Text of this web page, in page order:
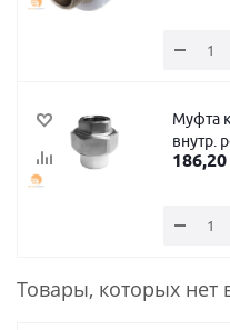
Муфта
внутр.
186,20
Товары, которых нет